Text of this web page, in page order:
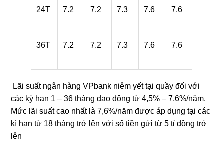
24T 7.2 7.2 7.3 7.6 7.6
36T 7.2 7.2 7.3 7.6 7.6
Lãi suất ngân hàng VPbank niêm yết tại quầy đối với
các kỳ hạn 1 – 36 tháng dao động từ 4,5% – 7,6%/năm.
Mức lãi suất cao nhất là 7,6%/năm được áp dụng tại các
kì hạn từ 18 tháng trở lên với số tiền gửi từ 5 tỉ đồng trở
lên